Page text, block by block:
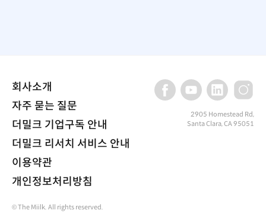
회사소개
자주 묻는 질문
더밀크 기업구독 안내
더밀크 리서치 서비스 안내
이용약관
개인정보처리방침
2905 Homestead Rd,
Santa Clara, CA 95051
© The Miilk. All rights reserved.